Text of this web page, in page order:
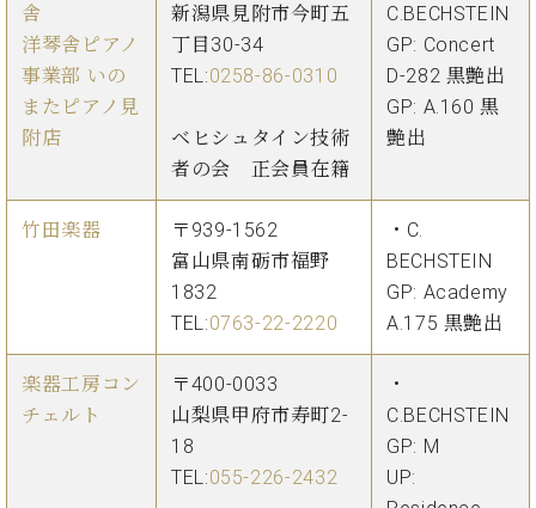
舎
洋琴舎ピアノ
事業部 いの
またピアノ見
附店
新潟県見附市今町五
丁目30-34
TEL:0258-86-0310
ベヒシュタイン技術
者の会 正会員在籍
C.BECHSTEIN
GP: Concert
D-282 黒艶出
GP: A.160 黒
艶出
竹田楽器
〒939-1562
富山県南砺市福野
1832
TEL:0763-22-2220
・C.
BECHSTEIN
GP: Academy
A.175 黒艶出
楽器工房コン
チェルト
〒400-0033
山梨県甲府市寿町2-
18
TEL:055-226-2432
・
C.BECHSTEIN
GP: M
UP: